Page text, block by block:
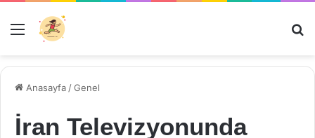
Menü
Anasayfa /Genel
İran Televizyonunda